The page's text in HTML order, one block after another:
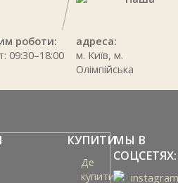
роботи:
09:30–18:00
адреса:
м. Київ, м.
Олімпійська
КУПИТИ
Де
купити
МЫ В
СОЦСЕТЯХ:
instagram